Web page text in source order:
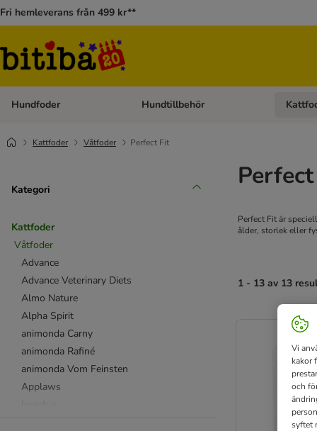
Fri hemleverans från 499 kr**
Hundfoder Open category menu: Hundfoder
Hundtillbehör Open
Kattfoder Våtfoder Perfect Fit
Kategori
Kattfoder
Våtfoder
Advance
Advance Veterinary Diets
Almo Nature
Alpha Spirit
animonda Carny
animonda Rafiné
animonda Vom Feinsten
Applaws
Perfect Fit är
ålder, storlek eller
1 - 13 av 13
Vi
kakor
och
syftet